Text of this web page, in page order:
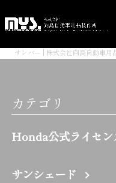
サンバー | 株式会社向島自動車用
カテゴリ
Honda公式ライセン
サンシェード